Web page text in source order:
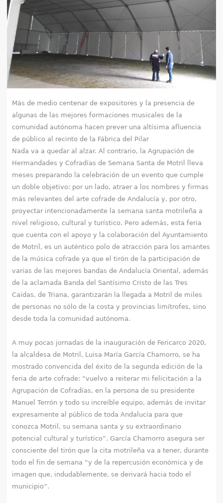
e
t
r
u
s
d
a
q
u
Más de medio centenar de expositores y la presencia de
algunas de las mejores formaciones musicales de la
comunidad autónoma hacen prever una altísima afluencia
de público al recinto de la Fábrica del Pilar
Nada va a quedar al alzar. Al contrario, la Agrupación de
Hermandades y Cofradías de Semana Santa de Motril lleva
meses preparando la celebración de un evento que cumple
un doble objetivo: por un lado, atraer a los nombres y firmas
más relevantes del arte cofrade de Andalucía y, por otro,
proyectar intencionadamente la semana santa motrileña a
nivel religioso, cultural y turístico. Pero además, esta feria
que cuenta con el apoyo y la colaboración del Ayuntamiento
de Motril, es un auténtico polo de atracción para los amantes
de la música cofrade ya que el tirón de la participación de
varias de las mejores bandas de Andalucía Oriental, además
de la aclamada Banda del Santísimo Cristo de las Tres
Caídas, de Triana, garantizarán la llegada a Motril de miles
de personas no sólo de la costa y provincias limítrofes, sino
desde toda la comunidad autónoma.
A muy pocas jornadas de la inauguración de Fericarco 2020,
la alcaldesa de Motril, Luisa María García Chamorro, se ha
mostrado convencida del éxito de la segunda edición de la
feria de arte cofrade: “vuelvo a reiterar mi felicitación a la
Agrupación de Cofradías, en la persona de su presidente
Manuel Terrón y todo su increíble equipo, además de invitar
expresamente al público de toda Andalucía para que
conozca Motril, su semana santa y su extraordinario
potencial cultural y turístico”. García Chamorro asegura ser
consciente del tirón que la cita motrileña va a tener, durante
todo el fin de semana “y de la repercusión económica y de
imagen que, indudablemente, se derivará hacia todo el
municipio”.